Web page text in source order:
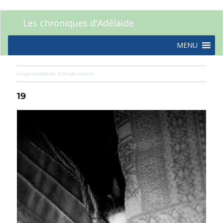
Les chroniques d'Adélaïde
MENU
Image précédente Image suivante
19